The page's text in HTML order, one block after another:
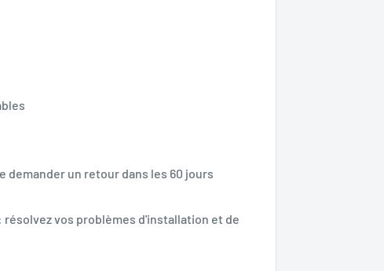
demander un retour dans les 60 jours
vos problèmes d'installation et de